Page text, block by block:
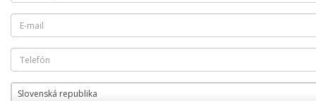
Slovenská republika